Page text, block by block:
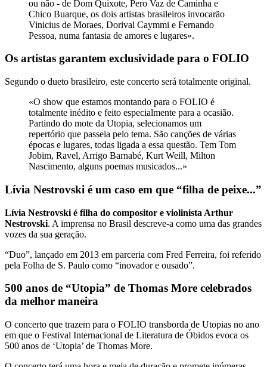
ou não - de Dom Quixote, Pero Vaz de Caminha e
Chico Buarque, os dois artistas brasileiros invocarão
Vinicius de Moraes, Dorival Caymmi e Fernando
Pessoa, numa fantasia de amores e lugares».
Os artistas garantem exclusividade para o FOLIO
Segundo o dueto brasileiro, este concerto será totalmente original.
«O show que estamos montando para o FOLIO é
totalmente inédito e feito especialmente para a ocasião.
Partindo do mote da Utopia, selecionamos um
repertório que passeia pelo tema. São canções de várias
épocas e lugares, todas ligada a essa questão. Tem Tom
Jobim, Ravel, Arrigo Barnabé, Kurt Weill, Milton
Nascimento, alguns poemas musicados...»
Lívia Nestrovski é um caso em que “filha de peixe...”
Lívia Nestrovski é filha do compositor e violinista Arthur
Nestrovski. A imprensa no Brasil descreve-a como uma das grandes
vozes da sua geração.
“Duo”, lançado em 2013 em parceria com Fred Ferreira, foi referido
pela Folha de S. Paulo como “inovador e ousado”.
500 anos de “Utopia” de Thomas More celebrados
da melhor maneira
O concerto que trazem para o FOLIO transborda de Utopias no ano
em que o Festival Internacional de Literatura de Óbidos evoca os
500 anos de ‘Utopia’ de Thomas More.